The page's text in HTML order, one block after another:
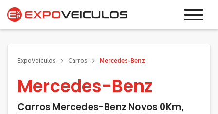
ExpoVeículos Carros Mercedes-Benz
Mercedes-Benz
Carros Mercedes-Benz Novos 0Km,